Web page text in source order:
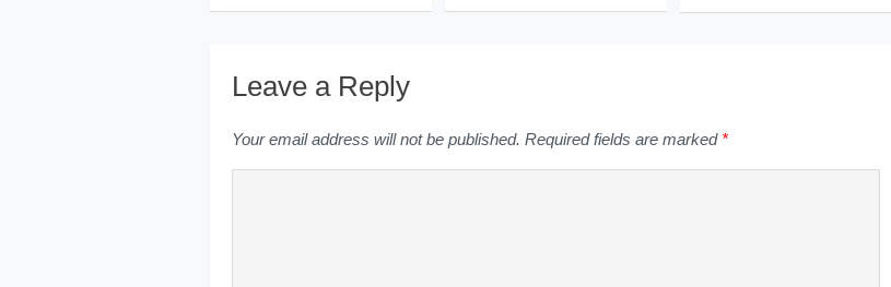
Leave a Reply
Your email address will not be published. Required fields are marked *